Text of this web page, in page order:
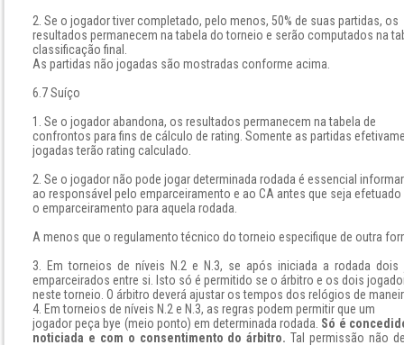
2. Se o jogador tiver completado, pelo menos, 50% de suas partidas, os
resultados permanecem na tabela do torneio e serão computados na
classificação final.
As partidas não jogadas são mostradas conforme acima.
6.7 Suíço
1. Se o jogador abandona, os resultados permanecem na tabela de
confrontos para fins de cálculo de rating. Somente as partidas
jogadas terão rating calculado.
2. Se o jogador não pode jogar determinada rodada é essencial informar
ao responsável pelo emparceiramento e ao CA antes que seja efetuado
o emparceiramento para aquela rodada.
A menos que o regulamento técnico do torneio especifique de outra
3. Em torneios de níveis N.2 e N.3, se após iniciada a rodada
emparceirados entre si. Isto só é permitido se o árbitro e os dois
neste torneio. O árbitro deverá ajustar os tempos dos relógios de
4. Em torneios de níveis N.2 e N.3, as regras podem permitir que um
jogador peça bye (meio ponto) em determinada rodada. Só é
noticiada e com o consentimento do árbitro.Tal permissão não